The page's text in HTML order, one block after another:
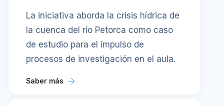
La iniciativa aborda la crisis hídrica de
la cuenca del río Petorca como caso
de estudio para el impulso de
procesos de investigación en el aula.
Saber más